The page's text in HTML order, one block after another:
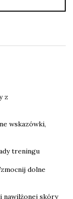
z
wskazówki,
treningu
dolne
nawilżonej skóry